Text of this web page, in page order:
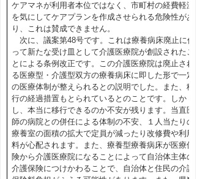
ケアマネが利用者本位ではなく、市町村の経費軽減
を気にしてケアプランを作成させられる危険性があ
り、これは賛成できません。
次に、議案第48号です。これは療養病床廃止に伴
って新たな受け皿として介護医療院が創設されたこ
とによる条例改正です。この介護医療院は廃止され
る医療型・介護型双方の療養病床に即した形で一定
の医療体制が整えられるとの説明でした。また、移
行の経過措置もとられているとのことです。しか
し、本当に移行できるのか不安が残ります。当直医
師の病院との併任による体制の不安、１人当たりの
療養室の面積の拡大で定員が減ったり改修費や利用
料が心配されます。また、療養型療養病床が医療保
険から介護医療院になることによって自治体主体の
介護保険につけかわることで、自治体と住民の介護